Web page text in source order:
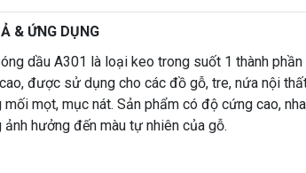
& ỨNG DỤNG
dầu A301 là loại keo trong suốt 1 thành
được sử dụng cho các đồ gỗ, tre, nứa nội
mối mọt, mục nát. Sản phẩm có độ cứng cao,
ảnh hưởng đến màu tự nhiên của gỗ.